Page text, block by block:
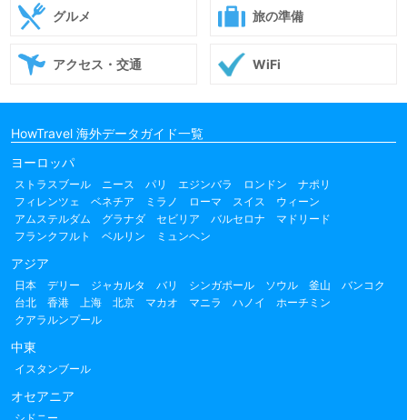
グルメ 旅の準備
アクセス・交通 WiFi
HowTravel 海外データガイド一覧
ヨーロッパ
ストラスブール ニース パリ エジンバラ ロンドン
ナポリ
フィレンツェ
ベネチア ミラノ ローマ スイス
ウィーン
アムステルダム
グラナダ セビリア バルセロナ
マドリード
フランクフルト
ベルリン ミュンヘン
アジア
日本 デリー ジャカルタ バリ シンガポール ソウル 釜山
バンコク
台北
香港 上海 北京 マカオ マニラ ハノイ
ホーチミン
クアラルンプール
中東
イスタンブール
オセアニア